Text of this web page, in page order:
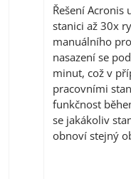
Řešení
stanici až 30x
manuálního
nasazení se
minut, což v
pracovními
funkčnost
se jakákoliv
obnoví stejný